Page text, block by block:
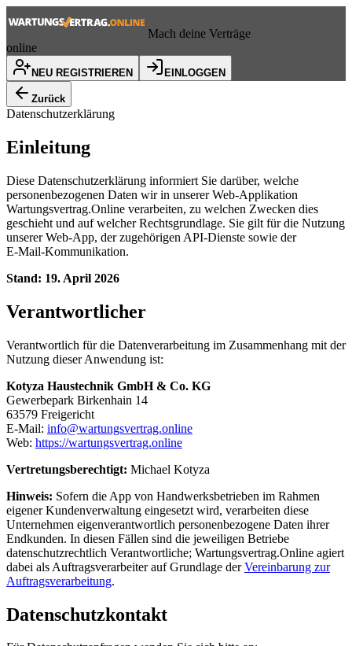
Mach deine Verträge
online
NEU REGISTRIEREN EINLOGGEN
Zurück
Datenschutzerklärung
Einleitung
Diese Datenschutzerklärung informiert Sie darüber, welche
personenbezogenen Daten wir in unserer Web‑Applikation
Wartungsvertrag.Online verarbeiten, zu welchen Zwecken dies
geschieht und auf welcher Rechtsgrundlage. Sie gilt für die Nutzung
unserer Web‑App, der zugehörigen API‑Dienste sowie der
E‑Mail‑Kommunikation.
Stand: 19. April 2026
Verantwortlicher
Verantwortlich für die Datenverarbeitung im Zusammenhang mit der
Nutzung dieser Anwendung ist:
Kotyza Haustechnik GmbH & Co. KG
Gewerbepark Birkenhain 14
63579 Freigericht
E‑Mail: info@wartungsvertrag.online
Web: https://wartungsvertrag.online
Vertretungsberechtigt: Michael Kotyza
Hinweis: Sofern die App von Handwerksbetrieben im Rahmen
eigener Kundenverwaltung eingesetzt wird, verarbeiten diese
Unternehmen eigenverantwortlich personenbezogene Daten ihrer
Endkunden. In diesen Fällen sind die jeweiligen Betriebe
datenschutzrechtlich Verantwortliche; Wartungsvertrag.Online agiert
dabei als Auftragsverarbeiter auf Grundlage derVereinbarung zur
Auftragsverarbeitung.
Datenschutzkontakt